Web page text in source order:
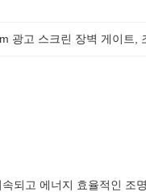
광고 스크린 장벽 게이트
되고 에너지 효율적인